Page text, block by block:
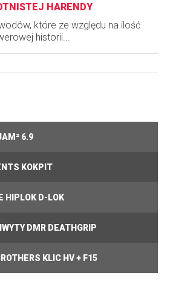
HARENDY
które ze względu na ilość
historii...
6.9
KOKPIT
HIPLOK D-LOK
DMR DEATHGRIP
KLIC HV + F15